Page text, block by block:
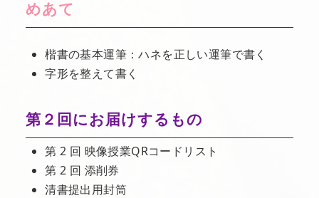
めあて
楷書の基本運筆：ハネを正しい運筆で書く
字形を整えて書く
第２回にお届けするもの
第 2 回 映像授業QRコードリスト
第 2 回 添削券
清書提出用封筒